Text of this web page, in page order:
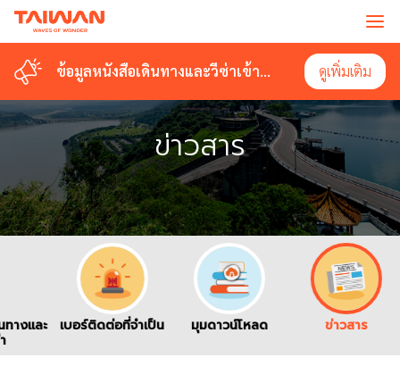
ข้อมูลหนังสือเดินทางและวีซ่าเข้า
ดูเพิ่มเติม
ข่าวสาร
างและ
เบอร์ติดต่อที่จำเป็น มุมดาวน์โหลด ข่าวสาร